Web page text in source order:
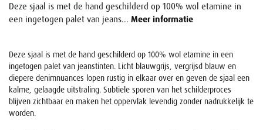
Deze sjaal is met de hand geschilderd op 100% wol etamine in
een ingetogen palet van jeans... Meer informatie
Deze sjaal is met de hand geschilderd op 100% wol etamine in een
ingetogen palet van jeanstinten. Licht blauwgrijs, vergrijsd blauw en
diepere denimnuances lopen rustig in elkaar over en geven de sjaal een
kalme, gelaagde uitstraling. Subtiele sporen van het schilderproces
blijven zichtbaar en maken het oppervlak levendig zonder nadrukkelijk te
worden.